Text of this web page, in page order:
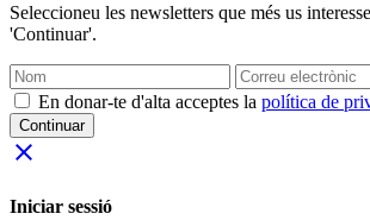
Seleccioneu les newsletters que més us
'Continuar'.
En donar-te d'alta acceptes la política de
Continuar
close
Iniciar sessió